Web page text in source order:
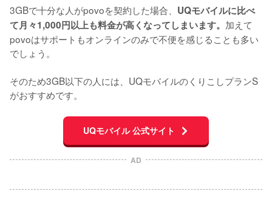
3GBで十分な人がpovoを契約した場合、 UQモバイルに比べ
て月々1,000円以上も料金が高くなってしまいます。 加えて
povoはサポートもオンラインのみで不便を感じることも多い
でしょう。
そのため3GB以下の人には、UQモバイルのくりこしプランS
がおすすめです。
UQモバイル 公式サイト
AD